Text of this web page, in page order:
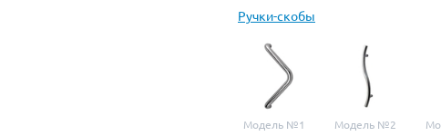
Ручки-скобы
Модель №1 Модель №2